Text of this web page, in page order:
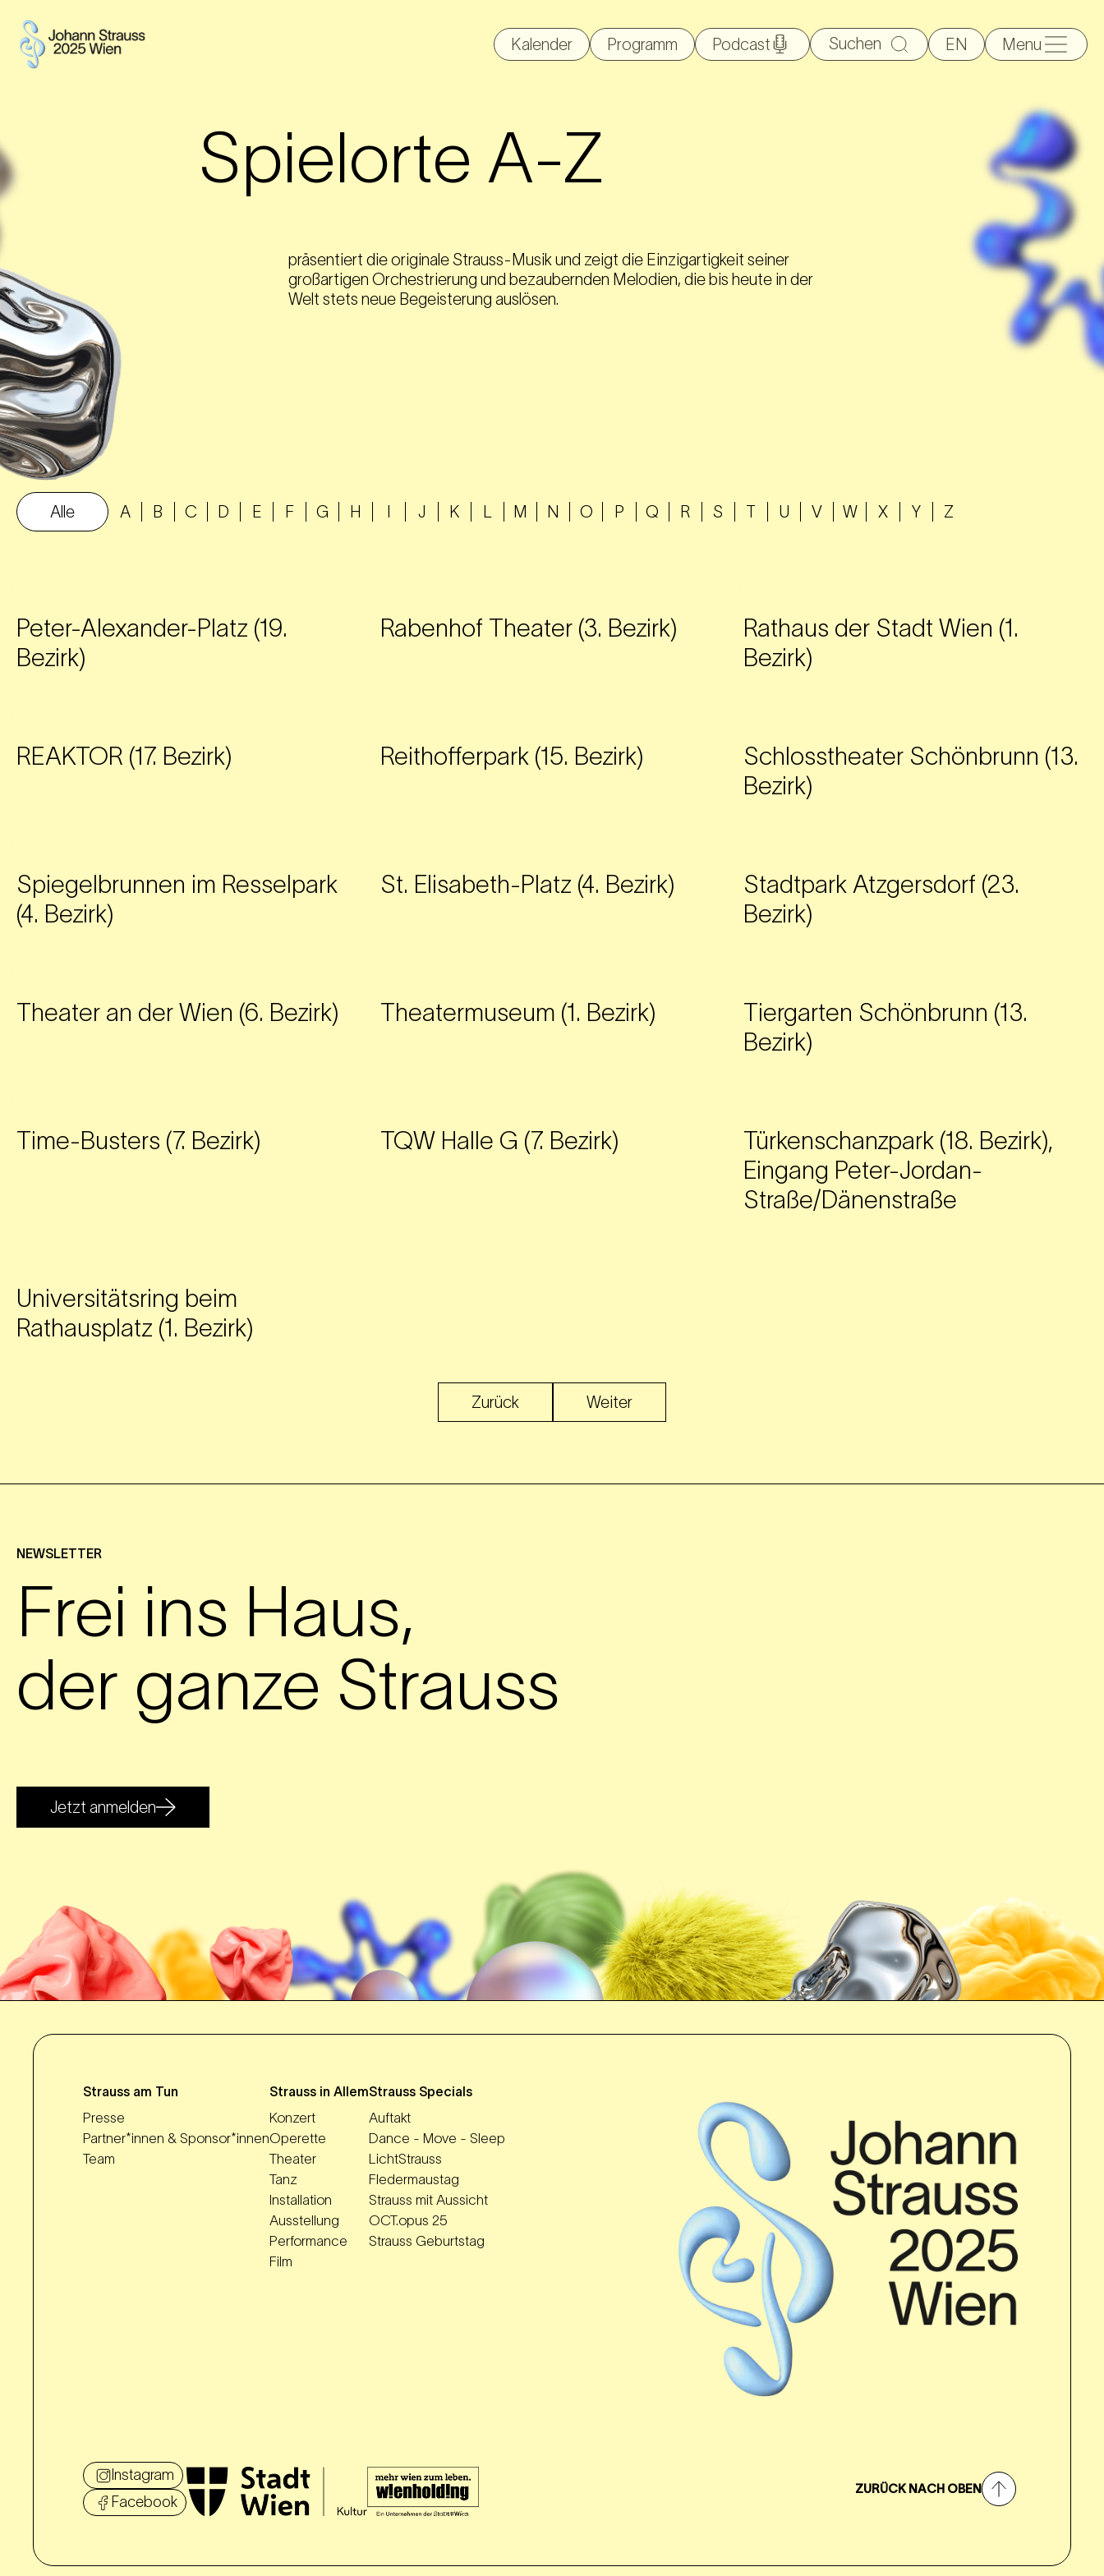
Kalender Programm Podcast
Suche
nach:
EN Menu
Spielorte A-Z
präsentiert die originale Strauss-Musik und zeigt die Einzigartigkeit seiner
großartigen Orchestrierung und bezaubernden Melodien, die bis heute in der
Welt stets neue Begeisterung auslösen.
Alle A B C D E F G H J K L M N O P Q R S T U V W X Y Z
Peter-Alexander-Platz (19.
Bezirk)
Rabenhof Theater (3. Bezirk)
Rathaus der Stadt Wien (1.
Bezirk)
REAKTOR (17. Bezirk) Reithofferpark (15. Bezirk)
Schlosstheater Schönbrunn (13.
Bezirk)
Spiegelbrunnen im Resselpark
(4. Bezirk)
St. Elisabeth-Platz (4. Bezirk)
Stadtpark Atzgersdorf (23.
Bezirk)
Theater an der Wien (6. Bezirk) Theatermuseum (1. Bezirk)
Tiergarten Schönbrunn (13.
Bezirk)
Time-Busters (7. Bezirk) TQW Halle G (7. Bezirk)
Türkenschanzpark (18. Bezirk),
Eingang Peter-Jordan-
Straße/Dänenstraße
Universitätsring beim
Rathausplatz (1. Bezirk)
Zurück Weiter
NEWSLETTER
Frei ins Haus,
der ganze Strauss
Jetzt anmelden
Strauss am Tun
Presse
Partner*innen & Sponsor*innen
Team
Strauss in Allem
Konzert
Operette
Theater
Tanz
Installation
Ausstellung
Performance
Film
Strauss Specials
Auftakt
Dance - Move - Sleep
LichtStrauss
Fledermaustag
Strauss mit Aussicht
OCT.opus 25
Strauss Geburtstag
Instagram
Facebook
ZURÜCK NACH OBEN